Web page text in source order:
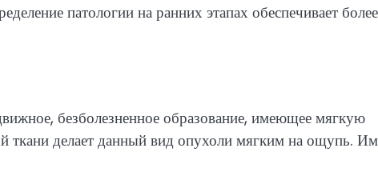
патологии на ранних этапах обеспечивает более
безболезненное образование, имеющее мягкую
ткани делает данный вид опухоли мягким на ощупь.